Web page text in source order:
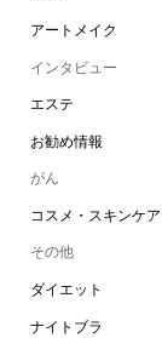
アートメイク
インタビュー
エステ
お勧め情報
がん
コスメ・スキンケア
その他
ダイエット
ナイトブラ